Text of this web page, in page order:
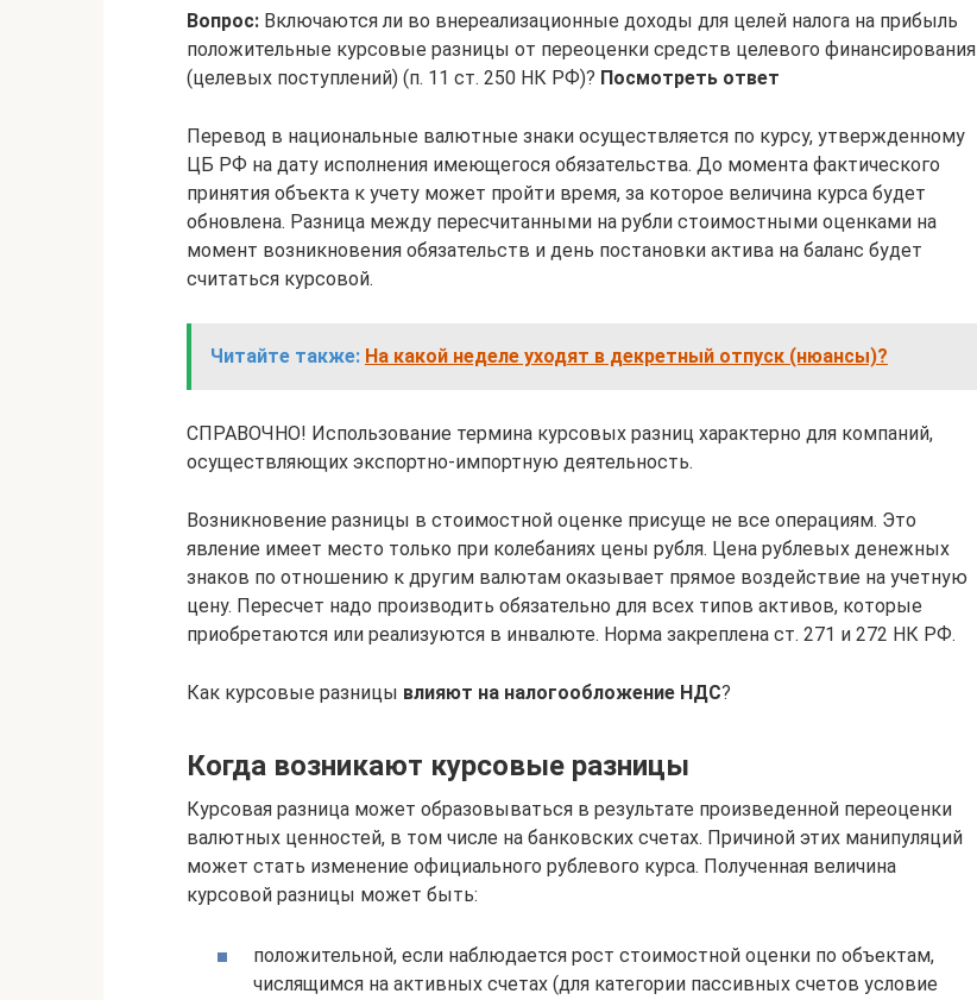
Вопрос: Включаются ли во внереализационные доходы для целей налога на прибыль
положительные курсовые разницы от переоценки средств целевого финансирования
(целевых поступлений) (п. 11 ст. 250 НК РФ)? Посмотреть ответ
Перевод в национальные валютные знаки осуществляется по курсу, утвержденному
ЦБ РФ на дату исполнения имеющегося обязательства. До момента фактического
принятия объекта к учету может пройти время, за которое величина курса будет
обновлена. Разница между пересчитанными на рубли стоимостными оценками на
момент возникновения обязательств и день постановки актива на баланс будет
считаться курсовой.
Читайте также: На какой неделе уходят в декретный отпуск (нюансы)?
СПРАВОЧНО! Использование термина курсовых разниц характерно для компаний,
осуществляющих экспортно-импортную деятельность.
Возникновение разницы в стоимостной оценке присуще не все операциям. Это
явление имеет место только при колебаниях цены рубля. Цена рублевых денежных
знаков по отношению к другим валютам оказывает прямое воздействие на учетную
цену. Пересчет надо производить обязательно для всех типов активов, которые
приобретаются или реализуются в инвалюте. Норма закреплена ст. 271 и 272 НК РФ.
Как курсовые разницы влияют на налогообложение НДС?
Когда возникают курсовые разницы
Курсовая разница может образовываться в результате произведенной переоценки
валютных ценностей, в том числе на банковских счетах. Причиной этих манипуляций
может стать изменение официального рублевого курса. Полученная величина
курсовой разницы может быть:
положительной, если наблюдается рост стоимостной оценки по объектам,
числящимся на активных счетах (для категории пассивных счетов условие